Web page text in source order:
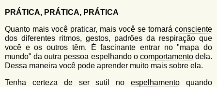
PRÁTICA, PRÁTICA, PRÁTICA
Quanto mais você praticar, mais você se tornará consciente
dos diferentes ritmos, gestos, padrões da respiração que
você e os outros têm. É fascinante entrar no "mapa do
mundo" da outra pessoa espelhando o comportamentodela.
Dessa maneira você pode aprender muito mais sobre ela.
Tenha certeza de ser sutil noespelhamento quando